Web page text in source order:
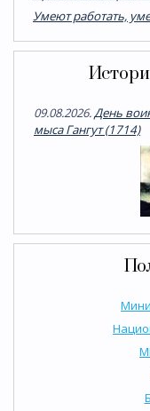
Умеют работать,
09.08.2026.День
мыса Гангут (1714)